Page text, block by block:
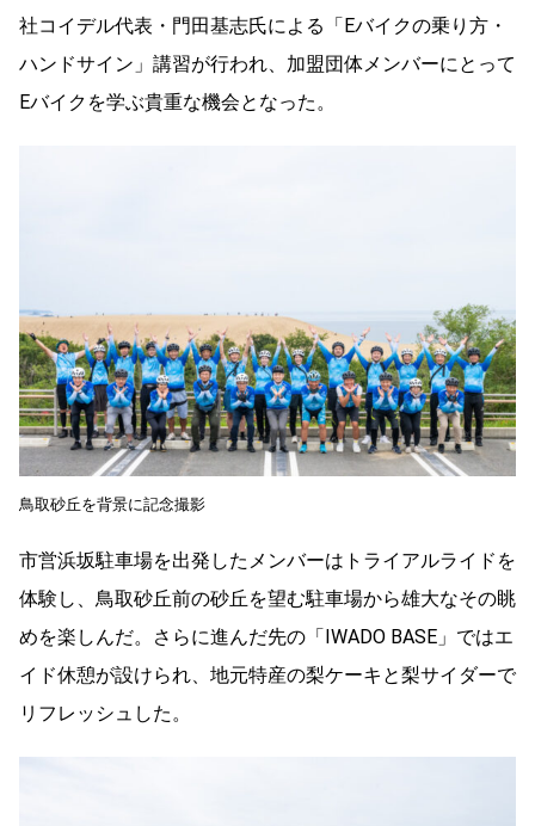
社コイデル代表・門田基志氏による「Eバイクの乗り方・
ハンドサイン」講習が行われ、加盟団体メンバーにとって
Eバイクを学ぶ貴重な機会となった。
鳥取砂丘を背景に記念撮影
市営浜坂駐車場を出発したメンバーはトライアルライドを
体験し、鳥取砂丘前の砂丘を望む駐車場から雄大なその眺
めを楽しんだ。さらに進んだ先の「IWADO BASE」ではエ
イド休憩が設けられ、地元特産の梨ケーキと梨サイダーで
リフレッシュした。